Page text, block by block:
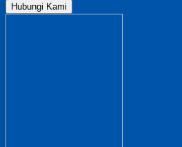
Hubungi Kami